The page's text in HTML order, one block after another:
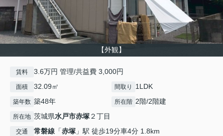
【外観】
賃料 3.6万円 管理/共益費 3,000円
面積 32.09㎡ 間取り 1LDK
築年数 築48年 所在階 2階/2階建
所在地 茨城県水戸市赤塚２丁目
交通 常磐線 「赤塚 」駅 徒歩19分車4分 1.8km